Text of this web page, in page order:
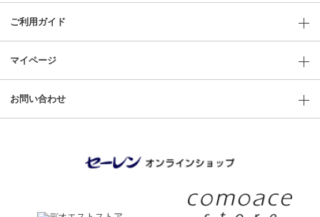
ご利用ガイド
マイページ
お問い合わせ